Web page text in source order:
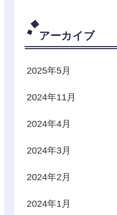
アーカイブ
2025年5月
2024年11月
2024年4月
2024年3月
2024年2月
2024年1月